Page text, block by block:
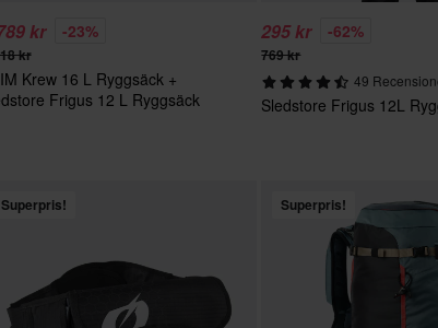
kr -23%
kr
Krew 16 L Ryggsäck +
Frigus 12 L Ryggsäck
295 kr -62%
769 kr
49
Sledstore Frigus 12L
Superpris! Superpris!